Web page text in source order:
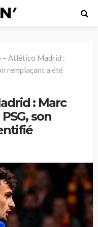
– Atlético Madrid :
remplaçant a été
: Marc
son